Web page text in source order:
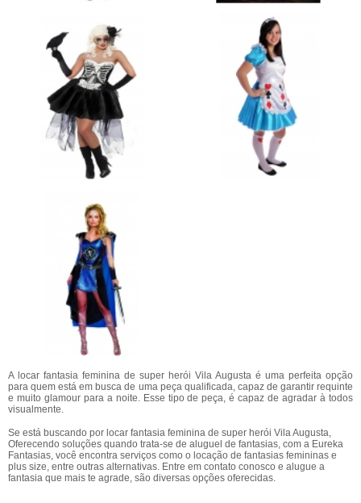
A locar fantasia feminina de super herói Vila Augusta é uma perfeita opção
para quem está em busca de uma peça qualificada, capaz de garantir requinte
e muito glamour para a noite. Esse tipo de peça, é capaz de agradar à todos
visualmente.
Se está buscando por locar fantasia feminina de super herói Vila Augusta,
Oferecendo soluções quando trata-se de aluguel de fantasias, com a Eureka
Fantasias, você encontra serviços como o locação de fantasias femininas e
plus size, entre outras alternativas. Entre em contato conosco e alugue a
fantasia que mais te agrade, são diversas opções oferecidas.